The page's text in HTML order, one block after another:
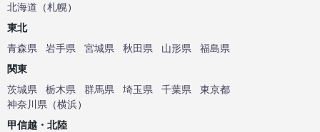
北海道 （札幌）
東北
青森県
岩手県 宮城県 秋田県 山形県
福島県
関東
茨城県
栃木県 群馬県 埼玉県 千葉県
東京都
神奈川県 （横浜）
甲信越・北陸